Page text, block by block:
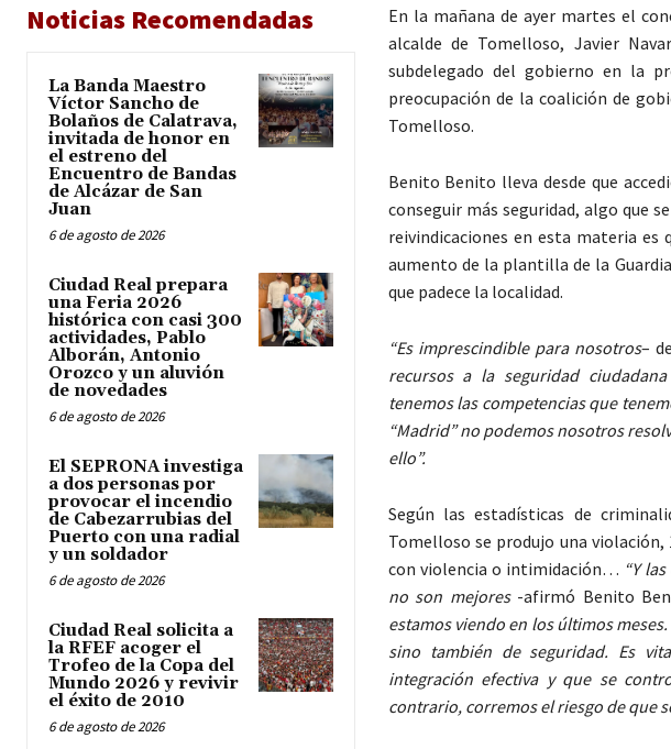
Noticias Recomendadas
La Banda Maestro
Víctor Sancho de
Bolaños de Calatrava,
invitada de honor en
el estreno del
Encuentro de Bandas
de Alcázar de San
Juan
6 de agosto de 2026
Ciudad Real prepara
una Feria 2026
histórica con casi 300
actividades, Pablo
Alborán, Antonio
Orozco y un aluvión
de novedades
6 de agosto de 2026
El SEPRONA investiga
a dos personas por
provocar el incendio
de Cabezarrubias del
Puerto con una radial
y un soldador
6 de agosto de 2026
Ciudad Real solicita a
la RFEF acoger el
Trofeo de la Copa del
Mundo 2026 y revivir
el éxito de 2010
6 de agosto de 2026
En la mañana de ayer martes el
alcalde de Tomelloso, Javier
subdelegado del gobierno en la
preocupación de la coalición de
Tomelloso.
Benito Benito lleva desde que
conseguir más seguridad, algo que
reivindicaciones en esta materia es
aumento de la plantilla de la
que padece la localidad.
“Es imprescindible para nosotros–
recursos a la seguridad
tenemos las competencias que
“Madrid” no podemos nosotros
ello”.
Según las estadísticas de
Tomelloso se produjo una
con violencia o intimidación… “Y
no son mejores-afirmó Benito
estamos viendo en los últimos
sino también de seguridad. Es
integración efectiva y que se
contrario, corremos el riesgo de que